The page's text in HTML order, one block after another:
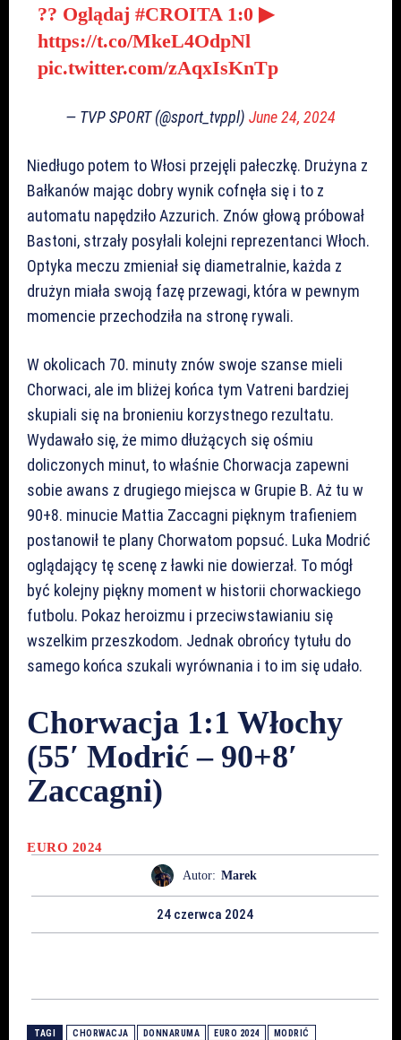
?? Oglądaj #CROITA1:0 ▶
https://t.co/MkeL4OdpNl
pic.twitter.com/zAqxIsKnTp
— TVP SPORT (@sport_tvppl) June 24, 2024
Niedługo potem to Włosi przejęli pałeczkę. Drużyna z
Bałkanów mając dobry wynik cofnęła się i to z
automatu napędziło Azzurich. Znów głową próbował
Bastoni, strzały posyłali kolejni reprezentanci Włoch.
Optyka meczu zmieniał się diametralnie, każda z
drużyn miała swoją fazę przewagi, która w pewnym
momencie przechodziła na stronę rywali.
W okolicach 70. minuty znów swoje szanse mieli
Chorwaci, ale im bliżej końca tym Vatreni bardziej
skupiali się na bronieniu korzystnego rezultatu.
Wydawało się, że mimo dłużących się ośmiu
doliczonych minut, to właśnie Chorwacja zapewni
sobie awans z drugiego miejsca w Grupie B. Aż tu w
90+8. minucie Mattia Zaccagni pięknym trafieniem
postanowił te plany Chorwatom popsuć. Luka Modrić
oglądający tę scenę z ławki nie dowierzał. To mógł
być kolejny piękny moment w historii chorwackiego
futbolu. Pokaz heroizmu i przeciwstawianiu się
wszelkim przeszkodom. Jednak obrońcy tytułu do
samego końca szukali wyrównania i to im się udało.
Chorwacja 1:1 Włochy
(55′ Modrić – 90+8′
Zaccagni)
EURO 2024
Autor: Marek
24 czerwca 2024
TAGI CHORWACJA DONNARUMA EURO 2024 MODRIĆ